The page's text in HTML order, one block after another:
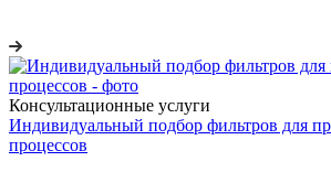
Консультационные услуги
Индивидуальный подбор фильтров для
процессов